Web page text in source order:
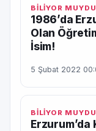
BİLİYOR
1986’da
Olan
İsim!
5 Şubat 2022
BİLİYOR
Erzurum’da